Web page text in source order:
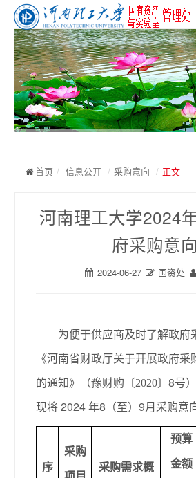
首页
机构设置
党群工作
信息公开
服务指南
首页 / 信息公开 / 采购意向 / 正文
河南理工大学2024
府采购意向
2024-06-27 国资处
为便于供应商及时了解政府
《河南省财政厅关于开展政府
的通知》（豫财购〔2020〕 8号
现将2024年8 （至） 9月采购意
序
采购
采购需求概
预算
金额